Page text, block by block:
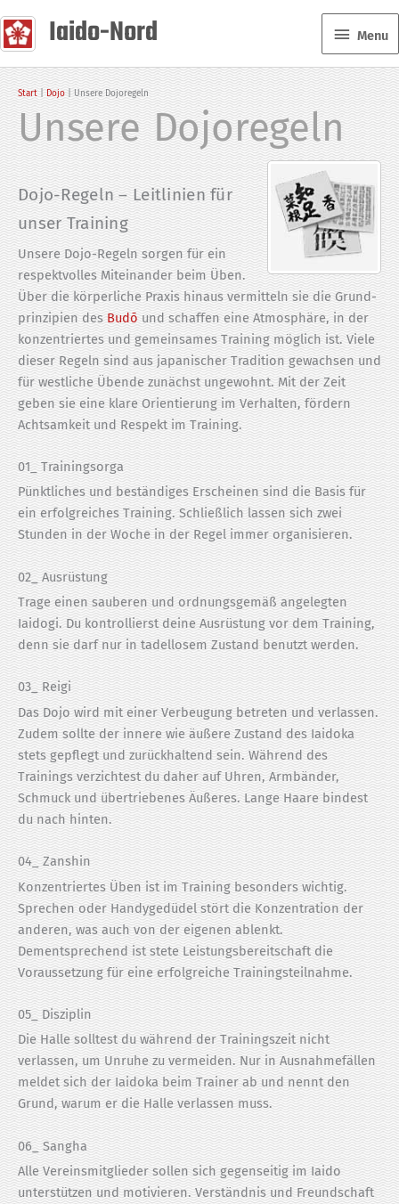
Inhalt
springen Iaido-Nord Menu
Menu
Start Dojo Unsere Dojoregeln
Unsere Dojoregeln
Dojo-Regeln – Leitlinien für
unser Training
Unsere Dojo-Regeln sorgen für ein
respekt­volles Miteinander beim Üben.
Über die körperliche Praxis hinaus vermitteln sie die Grund­
prinzipien desBudōund schaffen eine Atmosphäre, in der
konzen­triertes und gemeinsames Training möglich ist. Viele
dieser Regeln sind aus japanischer Tradition gewachsen und
für westliche Übende zunächst ungewohnt. Mit der Zeit
geben sie eine klare Orientierung im Verhalten, fördern
Achtsamkeit und Respekt im Training.
01_ Trainingsorga
Pünktliches und beständiges Erscheinen sind die Basis für
ein erfolgreiches Training. Schließlich lassen sich zwei
Stunden in der Woche in der Regel immer organisieren.
02_ Ausrüstung
Trage einen sauberen und ordnungsgemäß angelegten
Iaidogi. Du kontrollierst deine Ausrüstung vor dem Training,
denn sie darf nur in tadellosem Zustand benutzt werden.
03_ Reigi
Das Dojo wird mit einer Verbeugung betreten und verlassen.
Zudem sollte der innere wie äußere Zustand des Iaidoka
stets gepflegt und zurückhaltend sein. Während des
Trainings verzichtest du daher auf Uhren, Armbänder,
Schmuck und übertriebenes Äußeres. Lange Haare bindest
du nach hinten.
04_ Zanshin
Konzentriertes Üben ist im Training besonders wichtig.
Sprechen oder Handygedüdel stört die Konzentration der
anderen, was auch von der eigenen ablenkt.
Dementsprechend ist stete Leistungsbereitschaft die
Voraussetzung für eine erfolgreiche Trainingsteilnahme.
05_ Disziplin
Die Halle solltest du während der Trainingszeit nicht
verlassen, um Unruhe zu vermeiden. Nur in Ausnahmefällen
meldet sich der Iaidoka beim Trainer ab und nennt den
Grund, warum er die Halle verlassen muss.
06_ Sangha
Alle Vereinsmitglieder sollen sich gegenseitig im Iaido
unterstützen und motivieren. Verständnis und Freundschaft